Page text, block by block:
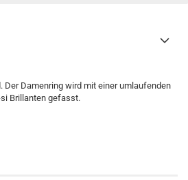
Der Damenring wird mit einer umlaufenden
Brillanten gefasst.